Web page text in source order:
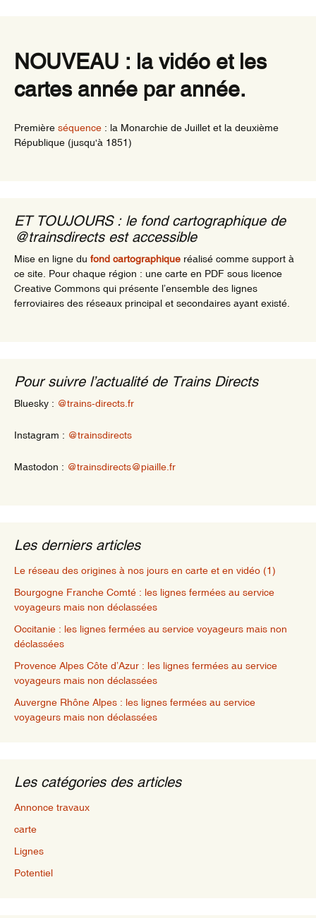
NOUVEAU : la vidéo et les
cartes année par année.
Première séquence : la Monarchie de Juillet et la deuxième
République (jusqu'à 1851)
ET TOUJOURS : le fond cartographique de
@trainsdirects est accessible
Mise en ligne du fond cartographique réalisé comme support à
ce site. Pour chaque région : une carte en PDF sous licence
Creative Commons qui présente l’ensemble des lignes
ferroviaires des réseaux principal et secondaires ayant existé.
Pour suivre l’actualité de Trains Directs
Bluesky : @trains-directs.fr
Instagram : @trainsdirects
Mastodon : @trainsdirects@piaille.fr
Les derniers articles
Le réseau des origines à nos jours en carte et en vidéo (1)
Bourgogne Franche Comté : les lignes fermées au service
voyageurs mais non déclassées
Occitanie : les lignes fermées au service voyageurs mais non
déclassées
Provence Alpes Côte d’Azur : les lignes fermées au service
voyageurs mais non déclassées
Auvergne Rhône Alpes : les lignes fermées au service
voyageurs mais non déclassées
Les catégories des articles
Annonce travaux
carte
Lignes
Potentiel